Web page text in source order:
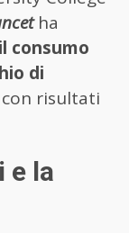
ha
consumo
di
con risultati
e la